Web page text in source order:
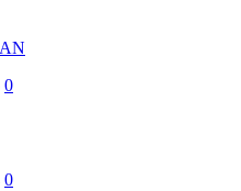
0
0